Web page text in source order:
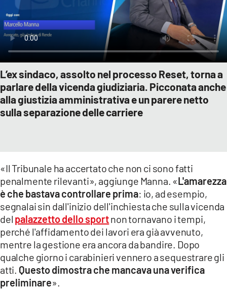
L’ex sindaco, assolto nel processo Reset, torna a
parlare della vicenda giudiziaria. Picconata anche
alla giustizia amministrativa e un parere netto
sulla separazione delle carriere
«Il Tribunale ha accertato che non ci sono fatti
penalmente rilevanti», aggiunge Manna. «L'amarezza
è che bastava controllare prima: io, ad esempio,
segnalai sin dall'inizio dell'inchiesta che sulla vicenda
del palazzetto dello sportnon tornavano i tempi,
perché l'affidamento dei lavori era già avvenuto,
mentre la gestione era ancora da bandire. Dopo
qualche giorno i carabinieri vennero a sequestrare gli
atti. Questo dimostra che mancava una verifica
preliminare».